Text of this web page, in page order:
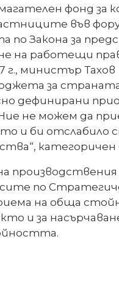
фонд за
във
по Закона за
на работещи
министър Тахов
за
дефинирани
не можем да
и би отслабило
по
на обща
и за